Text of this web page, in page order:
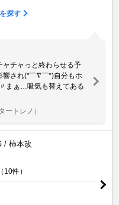
探す
ャチャっと終わらせる予
響され(*￣∇￣*)自分もホ
まぁ…吸気も替えてある
ートレノ）
/ 柿本改
（10件）